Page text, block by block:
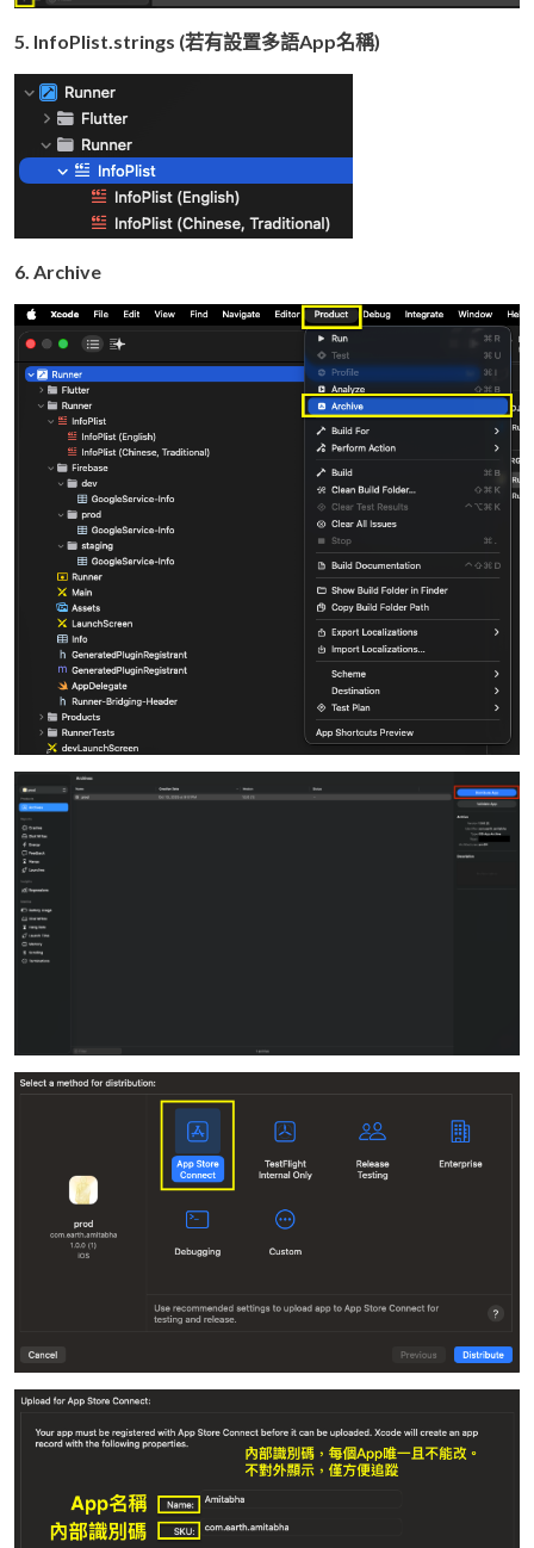
5. InfoPlist.strings (若有設置多語App名稱)
6. Archive